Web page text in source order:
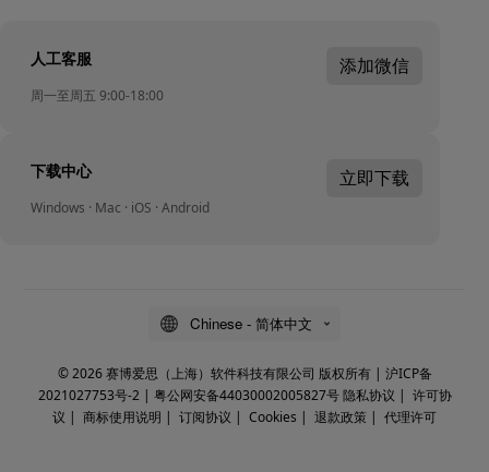
人工客服
周一至周五 9:00-18:00
添加微信
下载中心
Windows · Mac · iOS · Android
立即下载
Chinese - 简体中文
© 2026 赛博爱思（上海）软件科技有限公司 版权所有 | 沪ICP备
2021027753号-2| 粤公网安备44030002005827号 隐私协议 | 许可协
议 | 商标使用说明 | 订阅协议 | Cookies | 退款政策 | 代理许可